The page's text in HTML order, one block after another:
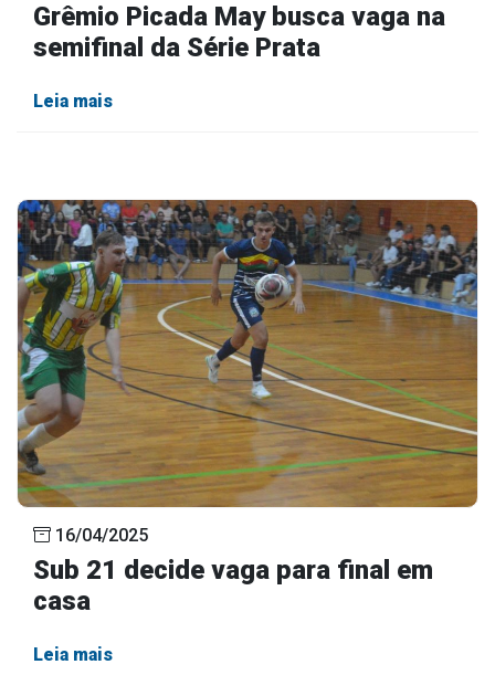
Grêmio Picada May busca vaga na
semifinal da Série Prata
Leia mais
16/04/2025
Sub 21 decide vaga para final em
casa
Leia mais